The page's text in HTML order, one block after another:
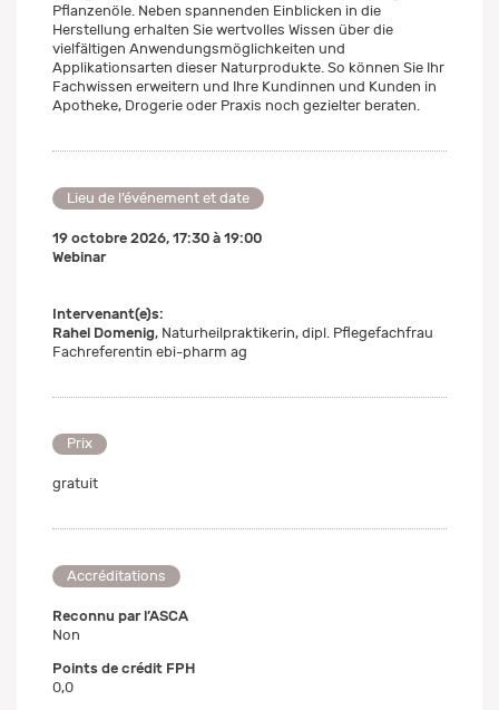
Pflanzenöle. Neben spannenden Einblicken in die
Herstellung erhalten Sie wertvolles Wissen über die
vielfältigen Anwendungsmöglichkeiten und
Applikationsarten dieser Naturprodukte. So können Sie Ihr
Fachwissen erweitern und Ihre Kundinnen und Kunden in
Apotheke, Drogerie oder Praxis noch gezielter beraten.
Lieu de l’événement et date
19 octobre 2026, 17:30 à 19:00
Webinar
Intervenant(e)s:
Rahel Domenig, Naturheilpraktikerin, dipl. Pflegefachfrau
Fachreferentin ebi-pharm ag
Prix
gratuit
Accréditations
Reconnu par l’ASCA
Non
Points de crédit FPH
0,0